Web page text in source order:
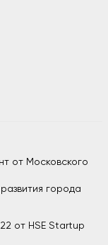
от Московского
города
от HSE Startup